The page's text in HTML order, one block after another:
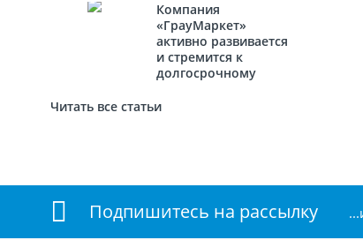
Компания
«ГрауМаркет»
активно развивается
и стремится к
долгосрочному
новыми
Читать все статьи
Подпишитесь на рассылку